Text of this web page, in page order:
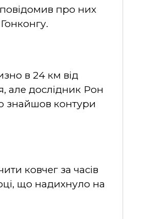
повідомив про них
в 24 км від
але дослідник Рон
знайшов контури
ковчег за часів
що надихнуло на